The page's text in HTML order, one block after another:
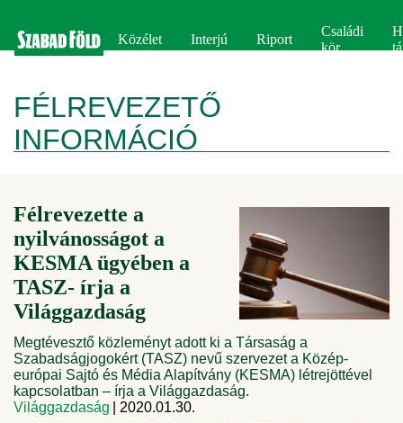
Közélet Interjú Riport
Családi
kör
FÉLREVEZETŐ
INFORMÁCIÓ
Félrevezette a
nyilvánosságot a
KESMA ügyében a
TASZ- írja a
Világgazdaság
Megtévesztő közleményt adott ki a Társaság a
Szabadságjogokért (TASZ) nevű szervezet a Közép-
európai Sajtó és Média Alapítvány (KESMA) létrejöttével
kapcsolatban – írja a Világgazdaság.
Világgazdaság
| 2020.01.30.